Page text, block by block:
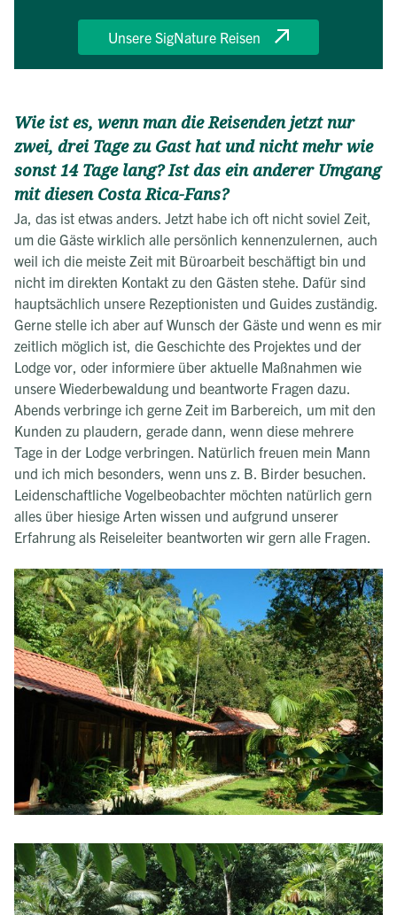
Unsere SigNature Reisen
Wie ist es, wenn man die Reisenden jetzt nur
zwei, drei Tage zu Gast hat und nicht mehr wie
sonst 14 Tage lang? Ist das ein anderer Umgang
mit diesen Costa Rica-Fans?
Ja, das ist etwas anders. Jetzt habe ich oft nicht soviel Zeit,
um die Gäste wirklich alle persönlich kennenzulernen, auch
weil ich die meiste Zeit mit Büroarbeit beschäftigt bin und
nicht im direkten Kontakt zu den Gästen stehe. Dafür sind
hauptsächlich unsere Rezeptionisten und Guides zuständig.
Gerne stelle ich aber auf Wunsch der Gäste und wenn es mir
zeitlich möglich ist, die Geschichte des Projektes und der
Lodge vor, oder informiere über aktuelle Maßnahmen wie
unsere Wiederbewaldung und beantworte Fragen dazu.
Abends verbringe ich gerne Zeit im Barbereich, um mit den
Kunden zu plaudern, gerade dann, wenn diese mehrere
Tage in der Lodge verbringen. Natürlich freuen mein Mann
und ich mich besonders, wenn uns z. B. Birder besuchen.
Leidenschaftliche Vogelbeobachter möchten natürlich gern
alles über hiesige Arten wissen und aufgrund unserer
Erfahrung als Reiseleiter beantworten wir gern alle Fragen.